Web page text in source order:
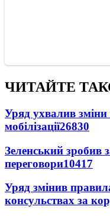
ЧИТАЙТЕ
Уряд ухвалив зміни
мобілізації26830
Зеленський зробив
переговори10417
Уряд змінив
консульствах за